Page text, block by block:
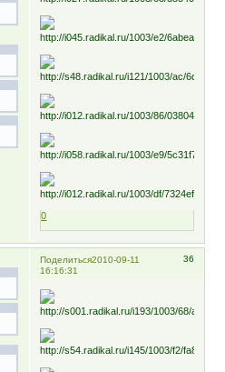
0
Поделиться 36
2010-09-11
16:16:31